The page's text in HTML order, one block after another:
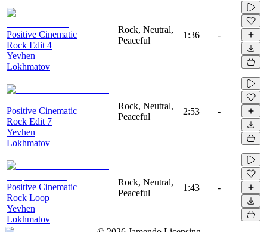
Positive Cinematic
Rock Edit 4
Yevhen
Lokhmatov
Rock, Neutral,
Peaceful
1:36 -
Positive Cinematic
Rock Edit 7
Yevhen
Lokhmatov
Rock, Neutral,
Peaceful
2:53 -
Positive Cinematic
Rock Loop
Yevhen
Lokhmatov
Rock, Neutral,
Peaceful
1:43 -